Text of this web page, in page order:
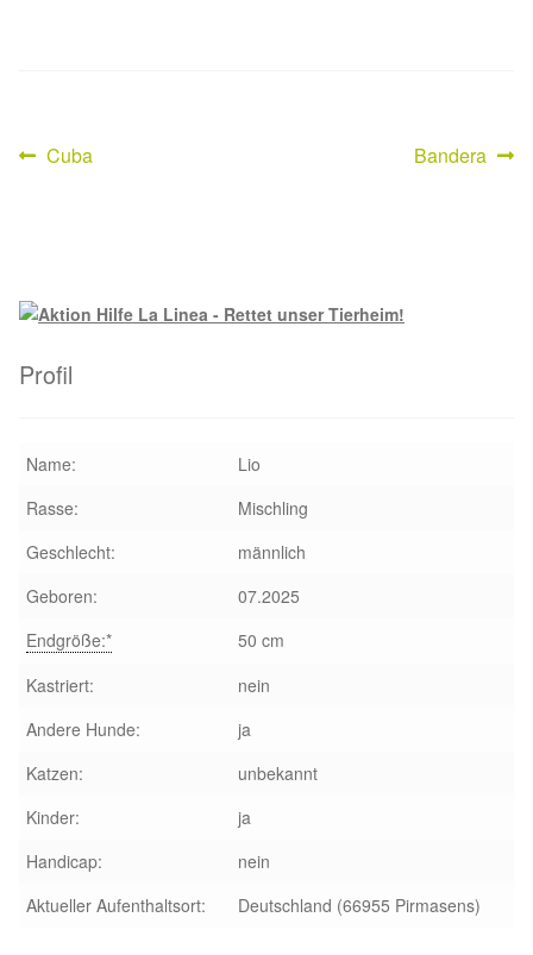
Regenbogenbrücke
Unsere Partnertierheime
Partnertierheim La Linea in Spanien
Aktion „Hilfe La Linea“
Updates „Hilfe La Linea“
Partnertierheim in Polen
Beitragsnavigation
Vorheriger
Cuba
Nächster
Bandera
Profil
Name:
Lio
Rasse:
Mischling
Geschlecht:
männlich
Geboren:
07.2025
Endgröße:*
50 cm
Kastriert:
nein
Andere Hunde:
ja
Katzen:
unbekannt
Kinder:
ja
Handicap:
nein
Aktueller Aufenthaltsort:
Deutschland (66955 Pirmasens)